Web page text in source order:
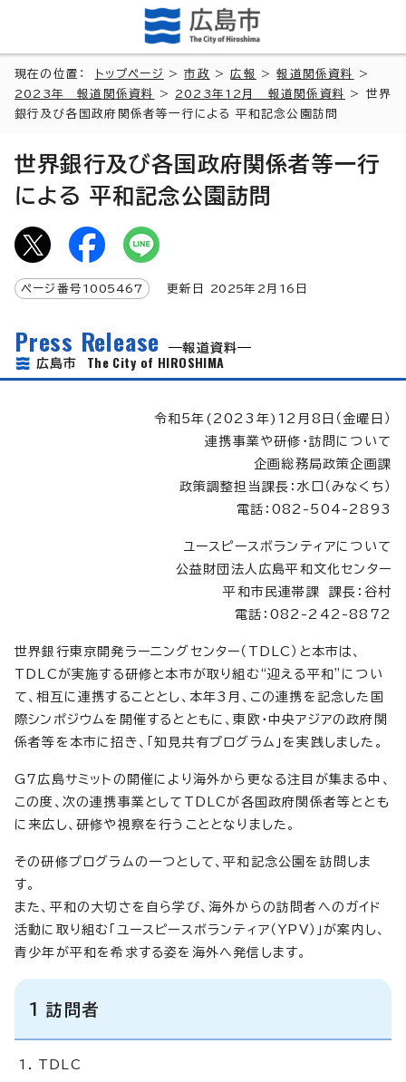
現在の位置： トップページ >市政 >広報 >報道関係資料
>
2023年 報道関係資料
> 2023年12月 報道関係資料
> 世界
銀行及び各国政府関係者等一行による 平和記念公園訪問
世界銀行及び各国政府関係者等一行
による 平和記念公園訪問
ページ番号 1005467 更新日 2025年2月 16 日
Press Release
報道資料
広島市 The City of HIROSHIMA
令和5年(2023年)12月8日（金曜日）
連携事業や研修・訪問について
企画総務局政策企画課
政策調整担当課長：水口（みなくち）
電話：082-504-2893
ユースピースボランティアについて
公益財団法人広島平和文化センター
平和市民連帯課 課長：谷村
電話：082-242-8872
世界銀行東京開発ラーニングセンター（TDLC）と本市は、
TDLCが実施する研修と本市が取り組む“迎える平和”につい
て、相互に連携することとし、本年3月、この連携を記念した国
際シンポジウムを開催するとともに、東欧・中央アジアの政府関
係者等を本市に招き、「知見共有プログラム」を実践しました。
G7広島サミットの開催により海外から更なる注目が集まる中、
この度、次の連携事業としてTDLCが各国政府関係者等ととも
に来広し、研修や視察を行うこととなりました。
その研修プログラムの一つとして、平和記念公園を訪問しま
す。
また、平和の大切さを自ら学び、海外からの訪問者へのガイド
活動に取り組む「ユースピースボランティア（YPV）」が案内し、
青少年が平和を希求する姿を海外へ発信します。
1 訪問者
TDLC